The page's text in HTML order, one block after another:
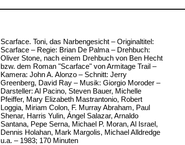
Scarface. Toni, das Narbengesicht – Originaltitel:
Scarface – Regie: Brian De Palma – Drehbuch:
Oliver Stone, nach einem Drehbuch von Ben Hecht
bzw. dem Roman "Scarface" von Armitage Trail –
Kamera: John A. Alonzo – Schnitt: Jerry
Greenberg, David Ray – Musik: Giorgio Moroder –
Darsteller: Al Pacino, Steven Bauer, Michelle
Pfeiffer, Mary Elizabeth Mastrantonio, Robert
Loggia, Miriam Colon, F. Murray Abraham, Paul
Shenar, Harris Yulin, Ángel Salazar, Arnaldo
Santana, Pepe Serna, Michael P. Moran, Al Israel,
Dennis Holahan, Mark Margolis, Michael Alldredge
u.a. – 1983; 170 Minuten